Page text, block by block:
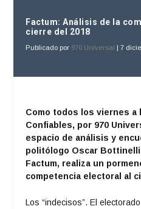
Factum: Análisis de la
cierre del 2018
Publicado por 970 Universal |7
Como todos los viernes a
Confiables, por 970
espacio de análisis y
politólogo Oscar
Factum, realiza un
competencia electoral al
Los “indecisos”. El